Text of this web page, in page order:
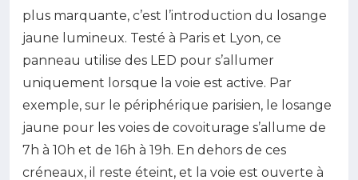
plus marquante, c’est l’introduction du losange
jaune lumineux. Testé à Paris et Lyon, ce
panneau utilise des LED pour s’allumer
uniquement lorsque la voie est active. Par
exemple, sur le périphérique parisien, le losange
jaune pour les voies de covoiturage s’allume de
7h à 10h et de 16h à 19h. En dehors de ces
créneaux, il reste éteint, et la voie est ouverte à